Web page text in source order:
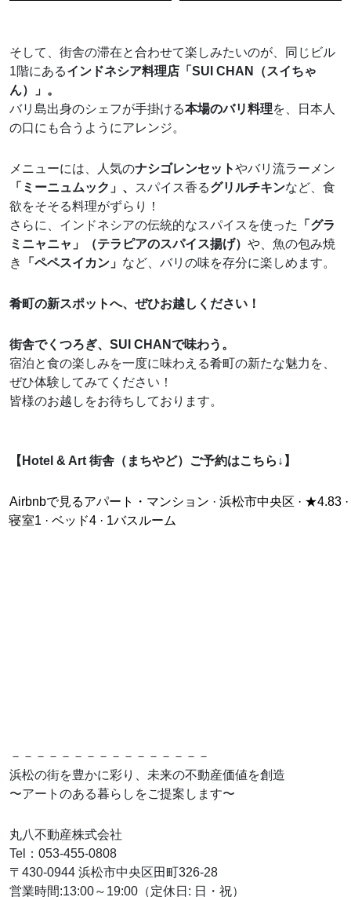
そして、街舎の滞在と合わせて楽しみたいのが、同じビル
1階にあるインドネシア料理店「SUI CHAN（スイちゃ
ん）」。
バリ島出身のシェフが手掛ける本場のバリ料理を、日本人
の口にも合うようにアレンジ。
メニューには、人気のナシゴレンセットやバリ流ラーメン
「ミーニュムック」、
スパイス香るグリルチキンなど、食
欲をそそる料理がずらり！
さらに、インドネシアの伝統的なスパイスを使った
「グラ
ミニャニャ」（テラピアのスパイス揚げ） や、魚の包み焼
き
「ペペスイカン」 など、バリの味を存分に楽しめます。
肴町の新スポットへ、ぜひお越しください！
街舎でくつろぎ、SUI CHANで味わう。
宿泊と食の楽しみを一度に味わえる肴町の新たな魅力を、
ぜひ体験してみてください！
皆様のお越しをお待ちしております。
【Hotel & Art 街舎（まちやど）ご予約はこちら↓】
Airbnbで見るアパート・マンション · 浜松市中央区 · ★4.83 ·
寝室1 · ベッド4 · 1バスルーム
－－－－－－－－－－－－－－－－
浜松の街を豊かに彩り、未来の不動産価値を創造
〜アートのある暮らしをご提案します〜
丸八不動産株式会社
Tel：053-455-0808
〒430-0944 浜松市中央区田町326-28
営業時間:13:00～19:00（定休日: 日・祝）